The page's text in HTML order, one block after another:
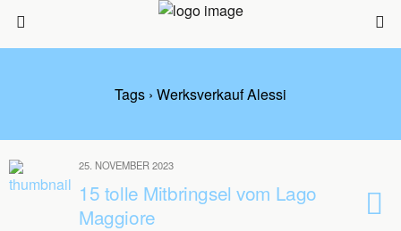
Tags › Werksverkauf Alessi
25. NOVEMBER 2023
15 tolle Mitbringsel vom Lago
Maggiore